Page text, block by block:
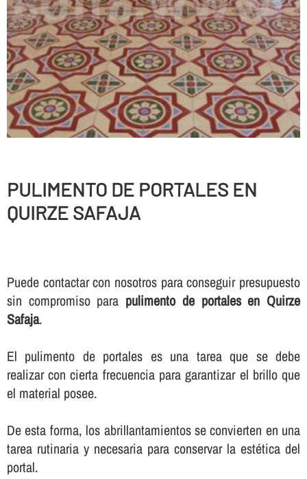
PULIMENTO DE PORTALES EN
QUIRZE SAFAJA
Puede contactar con nosotros para conseguir presupuesto
sin compromiso para pulimento de portales en Quirze
Safaja.
El pulimento de portales es una tarea que se debe
realizar con cierta frecuencia para garantizar el brillo que
el material posee.
De esta forma, los abrillantamientos se convierten en una
tarea rutinaria y necesaria para conservar la estética del
portal.